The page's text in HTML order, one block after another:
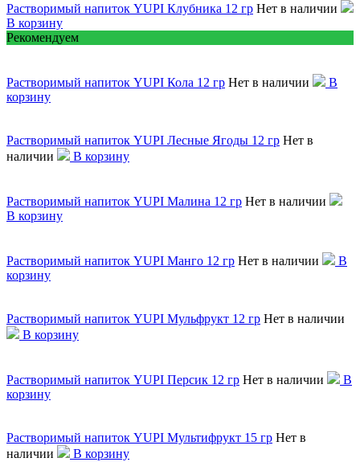
Растворимый напиток YUPI Клубника 12 гр Нет в наличии
В корзину
Рекомендуем
Растворимый напиток YUPI Кола 12 гр Нет в наличии
В
корзину
Растворимый напиток YUPI Лесные Ягоды 12 гр Нет в
наличии
В корзину
Растворимый напиток YUPI Малина 12 гр Нет в наличии
В корзину
Растворимый напиток YUPI Манго 12 гр Нет в наличии
В
корзину
Растворимый напиток YUPI Мульфрукт 12 гр Нет в наличии
В корзину
Растворимый напиток YUPI Персик 12 гр Нет в наличии
В
корзину
Растворимый напиток YUPI Мультифрукт 15 гр Нет в
наличии
В корзину